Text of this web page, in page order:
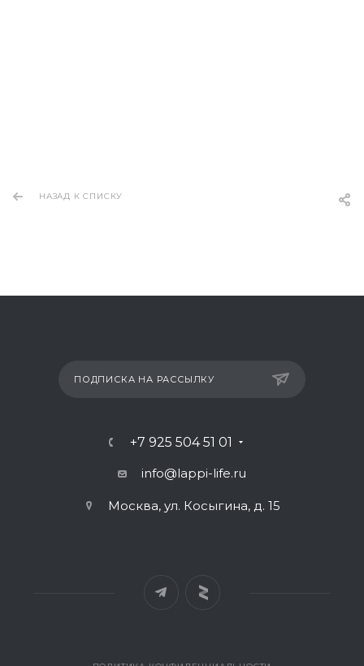
НАЗАД К СПИСКУ
ПОДПИСКА НА РАССЫЛКУ
+7 925 504 51 01
info@lappi-life.ru
Москва, ул. Косыгина, д. 15